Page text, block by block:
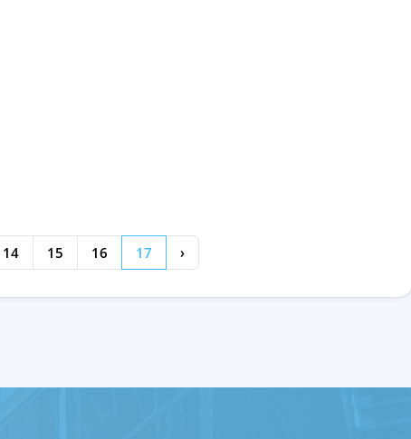
14 15 16 17 ›